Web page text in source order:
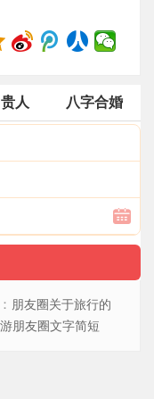
人 八字合婚
朋友圈关于旅行的
朋友圈文字简短